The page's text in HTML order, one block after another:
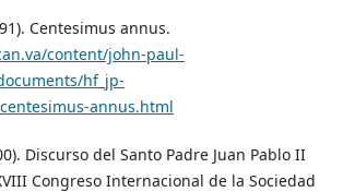
Centesimus annus.
content/john-paul-
hf_jp-
annus.html
Discurso del Santo Padre Juan Pablo II
Congreso Internacional de la Sociedad